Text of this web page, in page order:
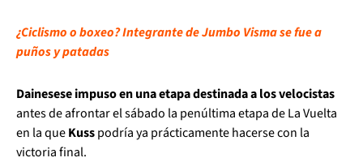
¿Ciclismo o boxeo? Integrante de Jumbo Visma se fue a
puños y patadas
Dainesese impuso en una etapa destinada a los velocistas
antes de afrontar el sábado la penúltima etapa de La Vuelta
en la queKusspodría ya prácticamente hacerse con la
victoria final.